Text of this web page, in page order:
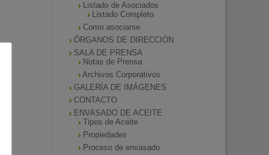
Listado de Asociados
Listado Completo
Como asociarse
ÓRGANOS DE DIRECCIÓN
SALA DE PRENSA
Notas de Prensa
Archivos Corporativos
GALERÍA DE IMÁGENES
CONTACTO
ENVASADO DE ACEITE
Tipos de Aceite
Propiedades
Proceso de envasado